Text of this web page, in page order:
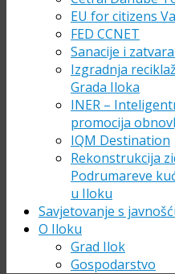
EU for citizens
FED CCNET
Sanacije i
Izgradnja
Grada Iloka
INER –
promocija
IQM Destination
Rekonstrukcija
Podrumareve
u Iloku
Savjetovanje s
O Iloku
Grad Ilok
Gospodarstvo